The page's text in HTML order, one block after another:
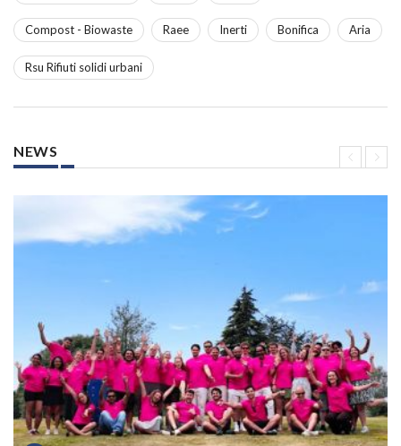
Compost - Biowaste Raee Inerti Bonifica Aria
Rsu Rifiuti solidi urbani
NEWS